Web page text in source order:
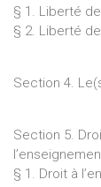
§ 1. Liberté
§ 2. Liberté
Section 4.
Section 5.
§ 1. Droit à